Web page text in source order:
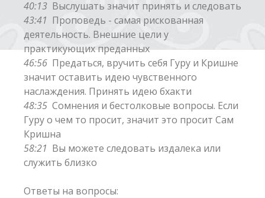
40:13 Выслушать значит принять и следовать
43:41 Проповедь - самая рискованная
деятельность. Внешние цели у
практикующих преданных
46:56 Предаться, вручить себя Гуру и Кришне
значит оставить идею чувственного
наслаждения. Принять идею бхакти
48:35 Сомнения и бестолковые вопросы. Если
Гуру о чем то просит, значит это просит Сам
Кришна
58:21 Вы можете следовать издалека или
служить близко
Ответы на вопросы: